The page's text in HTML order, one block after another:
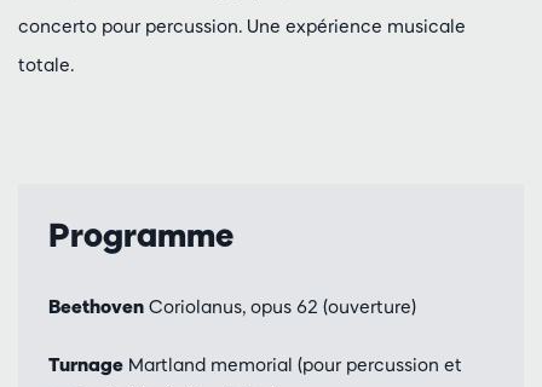
concerto pour percussion. Une expérience musicale
totale.
Programme
Beethoven Coriolanus, opus 62 (ouverture)
Turnage Martland memorial (pour percussion et